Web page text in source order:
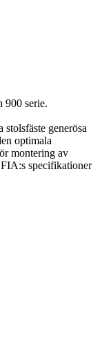
900 serie.
generösa
optimala
montering av
specifikationer